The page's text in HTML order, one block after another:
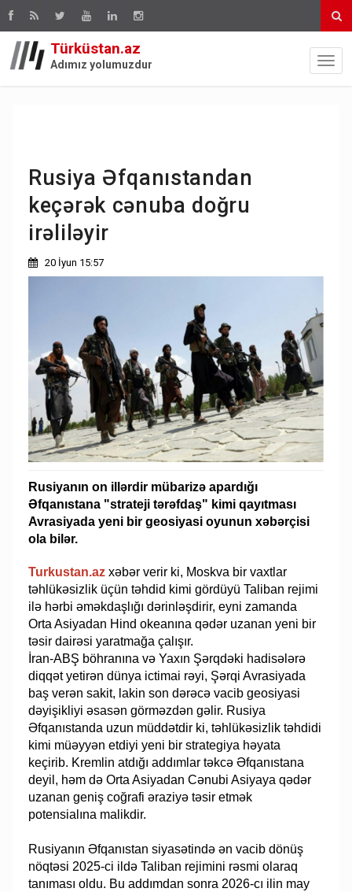
Türküstan.az
Adımız yolumuzdur
Rusiya Əfqanıstandan
keçərək cənuba doğru
irəliləyir
20 İyun 15:57
Rusiyanın on illərdir mübarizə apardığı
Əfqanıstana "strateji tərəfdaş" kimi qayıtması
Avrasiyada yeni bir geosiyasi oyunun xəbərçisi
ola bilər.
Turkustan.azxəbər verir ki, Moskva bir vaxtlar
təhlükəsizlik üçün təhdid kimi gördüyü Taliban rejimi
ilə hərbi əməkdaşlığı dərinləşdirir, eyni zamanda
Orta Asiyadan Hind okeanına qədər uzanan yeni bir
təsir dairəsi yaratmağa çalışır.
İran-ABŞ böhranına və Yaxın Şərqdəki hadisələrə
diqqət yetirən dünya ictimai rəyi, Şərqi Avrasiyada
baş verən sakit, lakin son dərəcə vacib geosiyasi
dəyişikliyi əsasən görməzdən gəlir. Rusiya
Əfqanıstanda uzun müddətdir ki, təhlükəsizlik təhdidi
kimi müəyyən etdiyi yeni bir strategiya həyata
keçirib. Kremlin atdığı addımlar təkcə Əfqanıstana
deyil, həm də Orta Asiyadan Cənubi Asiyaya qədər
uzanan geniş coğrafi əraziyə təsir etmək
potensialına malikdir.
Rusiyanın Əfqanıstan siyasətində ən vacib dönüş
nöqtəsi 2025-ci ildə Taliban rejimini rəsmi olaraq
tanıması oldu. Bu addımdan sonra 2026-cı ilin may